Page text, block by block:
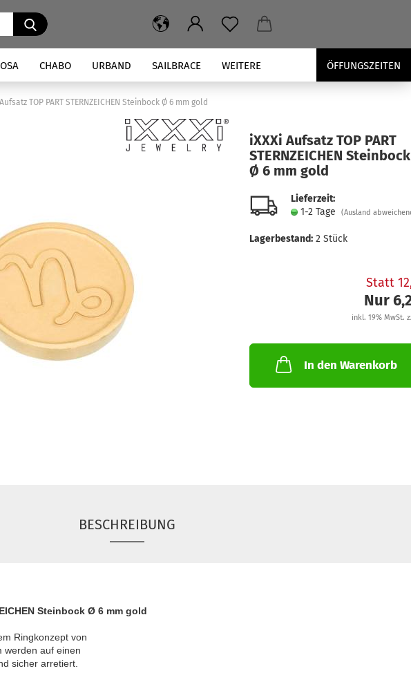
CHABO URBAND SAILBRACE ÖFFUNGSZEITEN
WEITERE
Aufsatz TOP PART STERNZEICHEN Steinbock Ø 6 mm gold
iXXXi Auf­satz TOP PART
STERN­ZEI­CHEN Stein­bock
Ø 6 mm gold
Lieferzeit:
1-2 Tage
(Ausland
Lagerbestand: 2 Stück
Statt
Nur
inkl. 19% MwSt.
In den Warenkorb
BESCHREIBUNG
Steinbock Ø 6 mm gold
Ringkonzept von
werden auf einen
sicher arretiert.